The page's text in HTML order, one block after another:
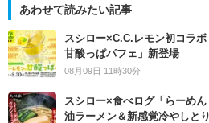
あわせて読みたい記事
スシロー×C.C.レモン初コラ
甘酸っぱパフェ」新登場
08月09日 11時30分
スシロー×食べログ「らーめ
油ラーメン＆新感覚冷やしと